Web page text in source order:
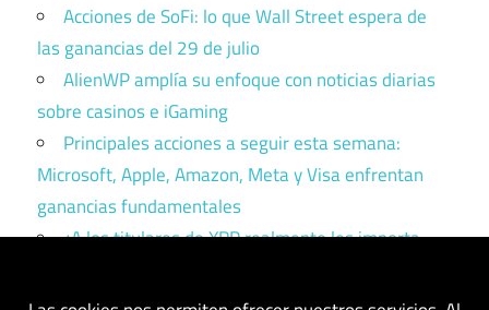
Acciones de SoFi: lo que Wall Street espera de
las ganancias del 29 de julio
AlienWP amplía su enfoque con noticias diarias
sobre casinos e iGaming
Principales acciones a seguir esta semana:
Microsoft, Apple, Amazon, Meta y Visa enfrentan
ganancias fundamentales
¿A los titulares de XRP realmente les importa